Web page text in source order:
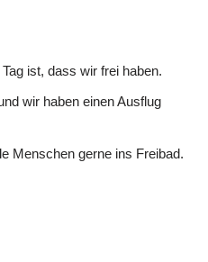
ist, dass wir frei haben.
wir haben einen Ausflug
Menschen gerne ins Freibad.